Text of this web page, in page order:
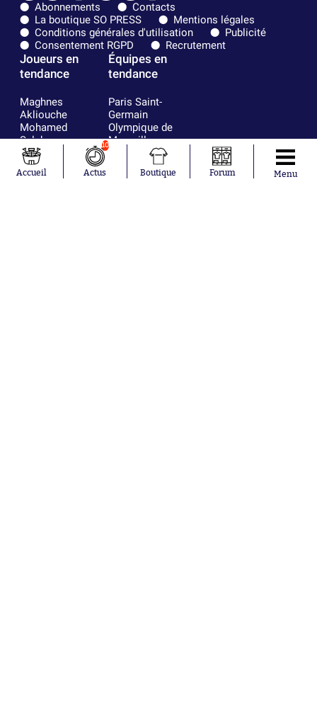
Abonnements
Contacts
La boutique SO PRESS
Mentions légales
Conditions générales d'utilisation
Publicité
Consentement RGPD
Recrutement
Joueurs en
tendance
Maghnes
Akliouche
Mohamed
Salah
Lionel Messi
Ferrán Torres
Kilian Corredor
Équipes en
tendance
Paris Saint-
Germain
Olympique de
Marseille
Real Madrid
Olympique
Accueil
10
Actus Boutique Forum Menu